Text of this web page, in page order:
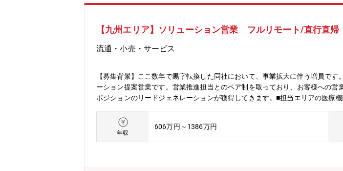
【九州エリア】ソリューション営業 フルリモート/直行直帰
流通・小売・サービス
【募集背景】ここ数年で黒字転換した同社において、事業拡大に伴う増員で
ーション提案営業です。営業推進担当とのペア制を取っており、お客様への
ポジションのリードジェネレーションが獲得してきます。■担当エリアの医療
得、見積作成、契約書作成、CRM登録などの事務作業は基本的には全て担当
です。それぞれチームごとにエリアの担当などが分かれており、その上にリ
ーク、直行直帰のため柔軟な働き方が可能です！基本的にはご自宅から顧客
チームごとで担当が決まっているため、日帰り出張も多いですが、場合によ
年収
606万円～1386万円